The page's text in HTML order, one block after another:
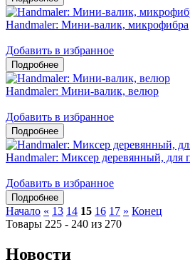
Handmaler: Мини-валик, микрофибра
Добавить в избранное
Handmaler: Мини-валик, велюр
Добавить в избранное
Handmaler: Миксер деревянный, для
Добавить в избранное
Начало « 13 14 15 16 17 » Конец
Товары 225 - 240 из 270
Новости